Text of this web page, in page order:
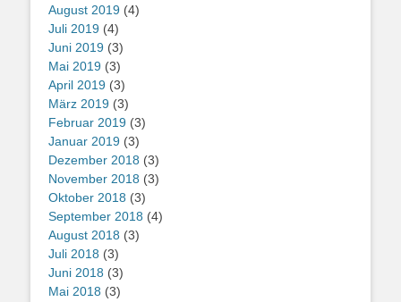
August 2019 (4)
Juli 2019 (4)
Juni 2019 (3)
Mai 2019 (3)
April 2019 (3)
März 2019 (3)
Februar 2019 (3)
Januar 2019 (3)
Dezember 2018 (3)
November 2018 (3)
Oktober 2018 (3)
September 2018 (4)
August 2018 (3)
Juli 2018 (3)
Juni 2018 (3)
Mai 2018 (3)